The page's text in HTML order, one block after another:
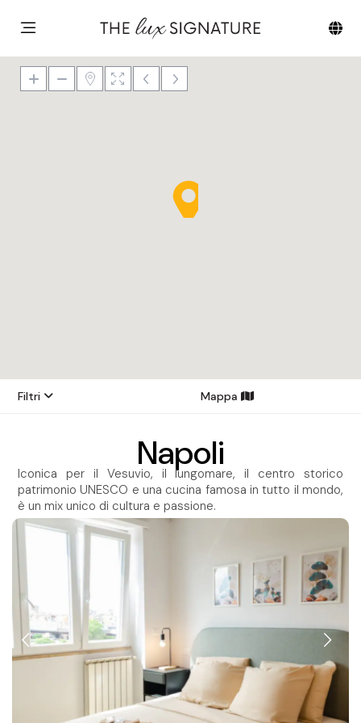
Filtri Mappa
Napoli
Iconica per il Vesuvio, il lungomare, il centro storico
patrimonio UNESCO e una cucina famosa in tutto il mondo,
è un mix unico di cultura e passione.